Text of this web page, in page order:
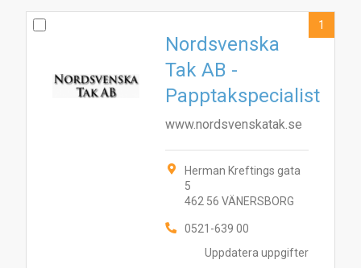
Uppdatera uppgifter
Nordsvenska
Tak AB -
Papptakspecialist
www.nordsvenskatak.se
Herman Kreftings gata
5
462 56 VÄNERSBORG
0521-639 00
1